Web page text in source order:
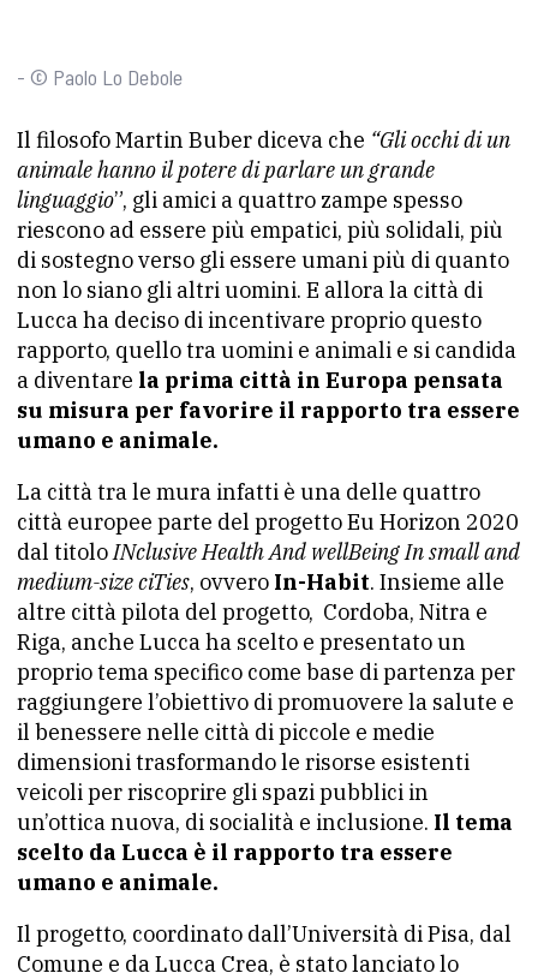
- © Paolo Lo Debole
Il filosofo Martin Buber diceva che “Gli occhi di un
animale hanno il potere di parlare un grande
linguaggio”, gli amici a quattro zampe spesso
riescono ad essere più empatici, più solidali, più
di sostegno verso gli essere umani più di quanto
non lo siano gli altri uomini. E allora la città di
Lucca ha deciso di incentivare proprio questo
rapporto, quello tra uomini e animali e si candida
a diventare la prima città in Europa pensata
su misura per favorire il rapporto tra essere
umano e animale.
La città tra le mura infatti è una delle quattro
città europee parte del progetto Eu Horizon 2020
dal titoloINclusive Health And wellBeing In small and
medium-size ciTies, ovvero In-Habit. Insieme alle
altre città pilota del progetto, Cordoba, Nitra e
Riga, anche Lucca ha scelto e presentato un
proprio tema specifico come base di partenza per
raggiungere l’obiettivo di promuovere la salute e
il benessere nelle città di piccole e medie
dimensioni trasformando le risorse esistenti
veicoli per riscoprire gli spazi pubblici in
un’ottica nuova, di socialità e inclusione. Il tema
scelto da Lucca è il rapporto tra essere
umano e animale.
Il progetto, coordinato dall’Università di Pisa, dal
Comune e da Lucca Crea, è stato lanciato lo